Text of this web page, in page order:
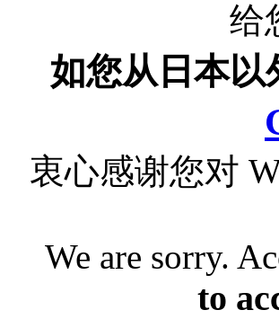
给
如您从日本
衷心感谢您对
We are sorry.
to